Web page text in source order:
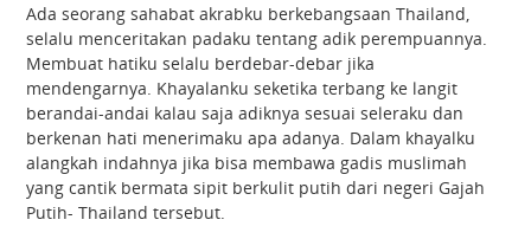
Ada seorang sahabat akrabku berkebangsaan Thailand,
selalu menceritakan padaku tentang adik perempuannya.
Membuat hatiku selalu berdebar-debar jika
mendengarnya. Khayalanku seketika terbang ke langit
berandai-andai kalau saja adiknya sesuai seleraku dan
berkenan hati menerimaku apa adanya. Dalam khayalku
alangkah indahnya jika bisa membawa gadis muslimah
yang cantik bermata sipit berkulit putih dari negeri Gajah
Putih- Thailand tersebut.